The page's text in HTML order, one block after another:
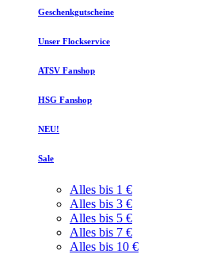
Geschenkgutscheine
Unser Flockservice
ATSV Fanshop
HSG Fanshop
NEU!
Sale
Alles bis 1 €
Alles bis 3 €
Alles bis 5 €
Alles bis 7 €
Alles bis 10 €